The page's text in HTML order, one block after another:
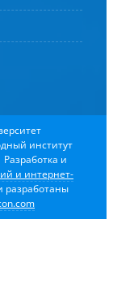
институт
Разработка и
и интернет-